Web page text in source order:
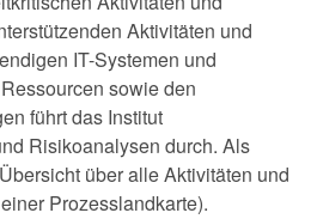
Aktivitäten und
IT-Systemen und
sowie den
führt das Institut
Risikoanalysen durch. Als
über alle Aktivitäten und
Prozesslandkarte).